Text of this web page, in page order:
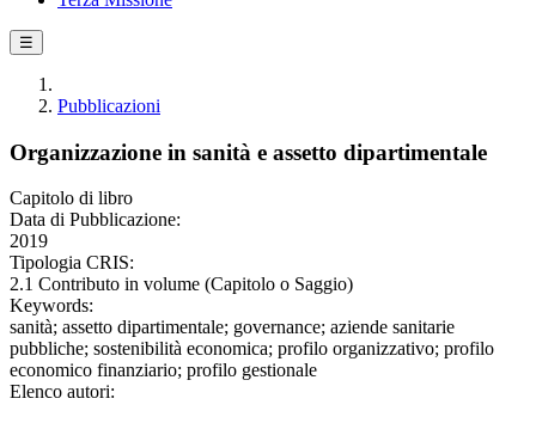
☰
Pubblicazioni
Organizzazione in sanità e assetto dipartimentale
Capitolo di libro
Data di Pubblicazione:
2019
Tipologia CRIS:
2.1 Contributo in volume (Capitolo o Saggio)
Keywords:
sanità; assetto dipartimentale; governance; aziende sanitarie
pubbliche; sostenibilità economica; profilo organizzativo; profilo
economico finanziario; profilo gestionale
Elenco autori: